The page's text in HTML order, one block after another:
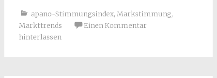
apano-Stimmungsindex, Markstimmung,
Markttrends
Einen Kommentar
hinterlassen